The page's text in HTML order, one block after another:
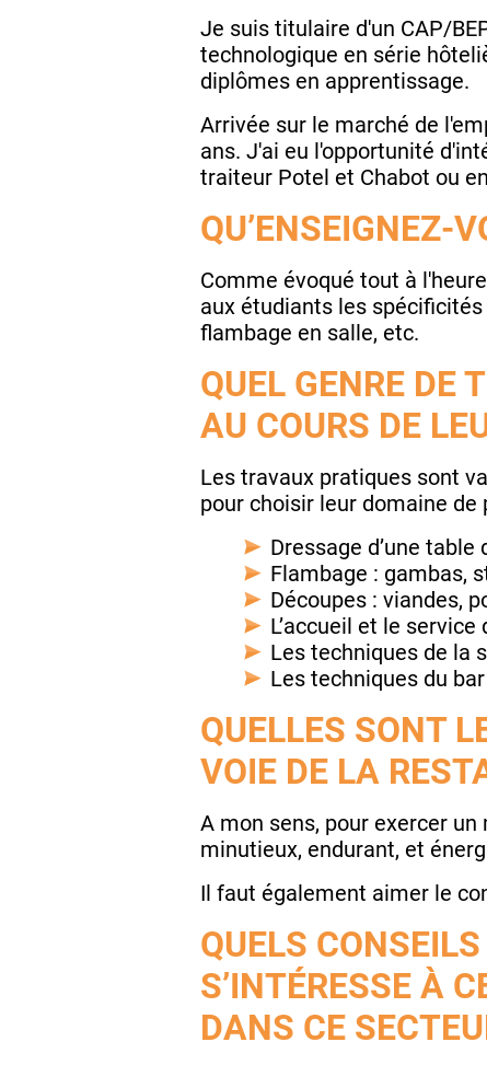
Je suis titulaire d'un CAP/
technologique en série
diplômes en apprentissage.
Arrivée sur le marché de
ans. J'ai eu l'opportunité
traiteur Potel et Chabot ou
QU’ENSEIGNEZ-
Comme évoqué tout à
aux étudiants les
flambage en salle, etc.
QUEL GENRE DE
AU COURS DE
Les travaux pratiques sont
pour choisir leur domaine
Dressage d’une
Flambage : gambas,
Découpes : viandes,
L’accueil et le
Les techniques de la
Les techniques du
QUELLES SONT
VOIE DE LA
A mon sens, pour exercer
minutieux, endurant, et
Il faut également aimer le
QUELS
S’INTÉRESSE À
DANS CE